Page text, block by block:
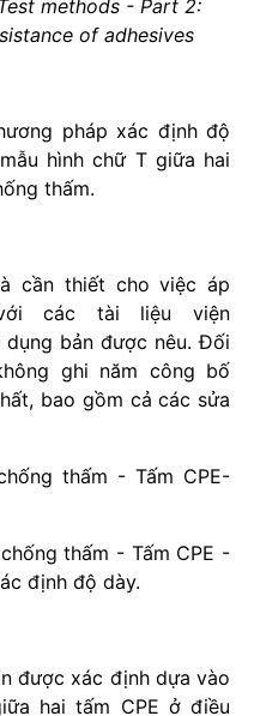
methods - Part 2:
of adhesives
pháp xác định độ
hình chữ T giữa hai
thấm.
cần thiết cho việc áp
các tài liệu viện
bản được nêu. Đối
ghi năm công bố
bao gồm cả các sửa
thấm - Tấm CPE-
thấm - Tấm CPE -
định độ dày.
được xác định dựa vào
hai tấm CPE ở điều